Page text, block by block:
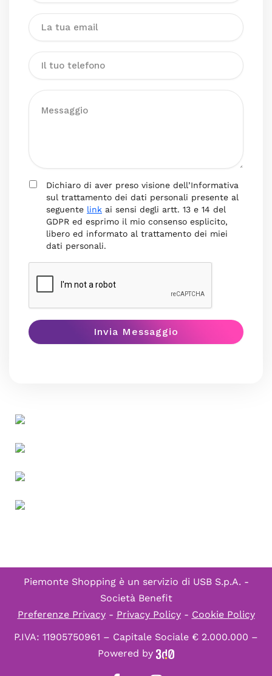
Dichiaro di aver preso visione dell’Informativa
sul trattamento dei dati personali presente al
seguente link ai sensi degli artt. 13 e 14 del
GDPR ed esprimo il mio consenso esplicito,
libero ed informato al trattamento dei miei
dati personali.
Piemonte Shopping è un servizio di USB S.p.A. -
Società Benefit
Preferenze Privacy- Privacy Policy- Cookie Policy
P.IVA: 11905750961 – Capitale Sociale € 2.000.000 –
Powered by